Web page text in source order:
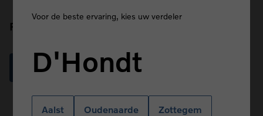
Voor de beste ervaring, kies uw verdeler
D'Hondt
Aalst Oudenaarde Zottegem
Prefix
Read more